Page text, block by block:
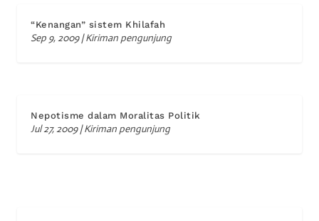
“Kenangan” sistem Khilafah
Sep 9, 2009|Kiriman pengunjung
Nepotisme dalam Moralitas Politik
Jul 27, 2009|Kiriman pengunjung